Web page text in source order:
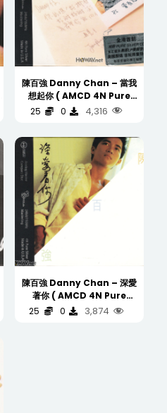
陳百強 Danny Chan – 當我
想起你 ( AMCD 4N Pure
Silver 银碟 )
25 0 4,316
陳百強 Danny Chan – 深愛
著你 ( AMCD 4N Pure
Silver 银碟 )
25 0 3,874